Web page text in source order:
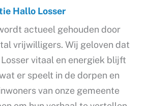
Hallo Losser
actueel gehouden door
vrijwilligers. Wij geloven dat
vitaal en energiek blijft
er speelt in de dorpen en
van onze gemeente